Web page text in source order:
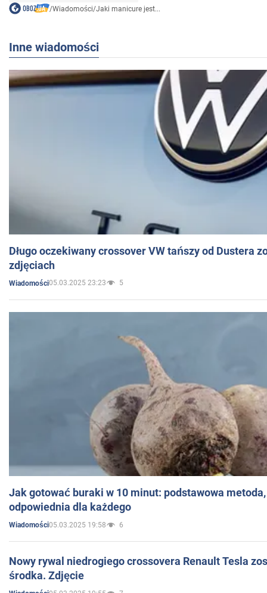
/Wiadomości/Jaki manicure jest...
Inne wiadomości
Długo oczekiwany crossover VW tańszy od Dustera
zdjęciach
Wiadomości05.03.2025 23:23 5
Jak gotować buraki w 10 minut: podstawowa
odpowiednia dla każdego
Wiadomości05.03.2025 19:58 6
Nowy rywal niedrogiego crossovera Renault Tesla
środka. Zdjęcie